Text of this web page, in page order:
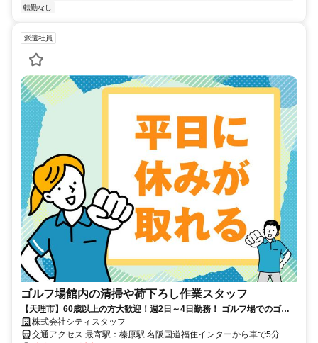
転勤なし
派遣社員
ゴルフ場館内の清掃や荷下ろし作業スタッフ
【天理市】60歳以上の方大歓迎！週2日～4日勤務！ ゴルフ場でのゴル
フバッグの荷下ろしや館内の清掃業務！ ゴルフ未経験者でもすぐに始め
られる！
株式会社シティスタッフ
交通アクセス 最寄駅：榛原駅 名阪国道福住インターから車で5分 名